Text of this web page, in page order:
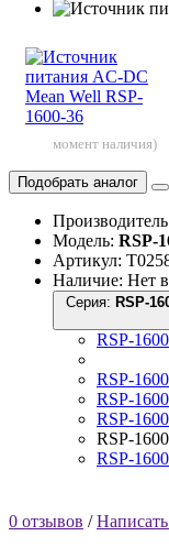
момент наличия)
Подобрать аналог
Модель: RSP-
Артикул:
Наличие: Нет
Серия:
RSP-1600
RSP-
RSP-
RSP-
RSP-
RSP-
0 отзывов /